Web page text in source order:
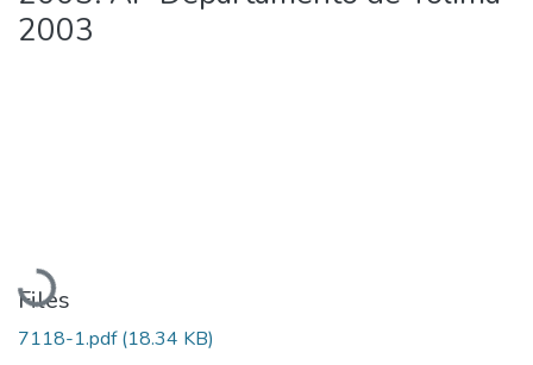
2003
Loading...
Files
7118-1.pdf(18.34 KB)